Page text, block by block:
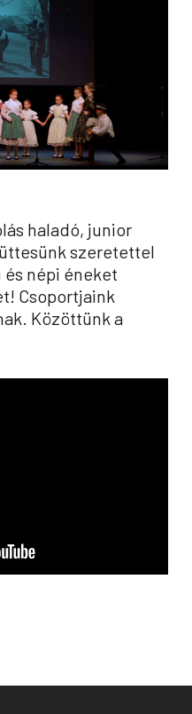
haladó, junior
szeretettel
népi éneket
Csoportjaink
Közöttünk a